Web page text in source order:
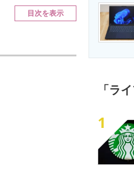
目次を表示
「ラ
1